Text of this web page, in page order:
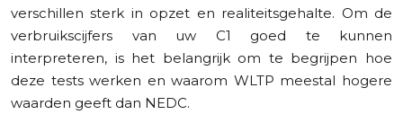
verschillen sterk in opzet en realiteitsgehalte. Om de
verbruikscijfers van uw C1 goed te kunnen
interpreteren, is het belangrijk om te begrijpen hoe
deze tests werken en waarom WLTP meestal hogere
waarden geeft dan NEDC.